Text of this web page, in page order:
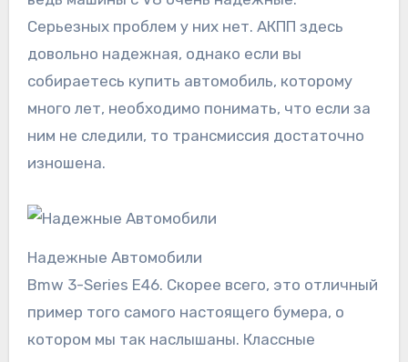
Серьезных проблем у них нет. АКПП здесь
довольно надежная, однако если вы
собираетесь купить автомобиль, которому
много лет, необходимо понимать, что если за
ним не следили, то трансмиссия достаточно
изношена.
Надежные Автомобили
Bmw 3-Series E46. Скорее всего, это отличный
пример того самого настоящего бумера, о
котором мы так наслышаны. Классные